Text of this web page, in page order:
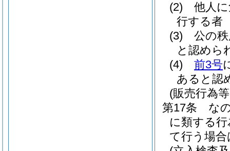
(2)
他人
行する者
(3)
公の
と認めら
(4)
前3号
あると認
(販売行為
第17条
な
に類する
て行う場